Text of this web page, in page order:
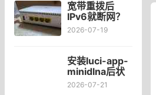
宽带重拨后
IPv6就断网？
宽带自动重拨
2026-07-19
安装luci-app-
minidlna后状
态页“cpu使用
2026-07-21